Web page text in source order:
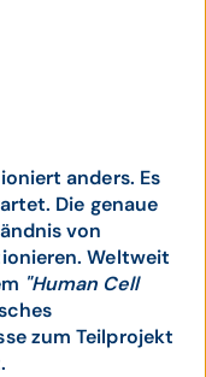
anders. Es
Die genaue
von
Weltweit
"Human Cell
zum Teilprojekt